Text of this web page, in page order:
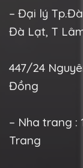
– Đại lý
Đà Lạt, T
447/24
Đồng
– Nha trang :
Trang